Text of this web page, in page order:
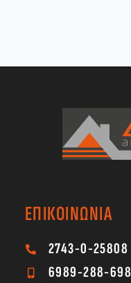
ΕΠΙΚΟΙΝΩΝΙΑ
2743-0-25808
6989-288-698